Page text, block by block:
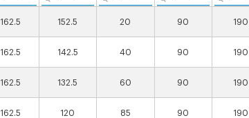
162.5 152.5 20 90 190
162.5 142.5 40 90 190
162.5 132.5 60 90 190
162.5 120 85 90 190